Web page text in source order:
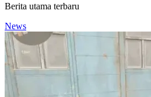
Berita utama terbaru
News